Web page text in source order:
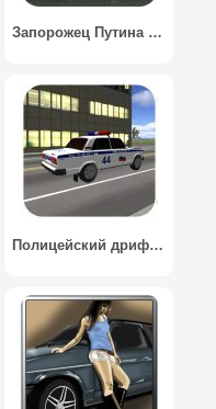
Запорожец Путина Дрифт 3D / Putin ZAZ Racing
Полицейский дрифт 3D / City Drift 3D